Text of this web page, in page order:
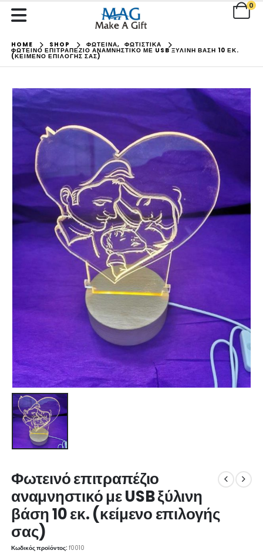
0
HOME SHOP ΦΩΤΕΙΝΑ, ΦΩΤΙΣΤΙΚΑ
ΦΩΤΕΙΝΌ ΕΠΙΤΡΑΠΈΖΙΟ ΑΝΑΜΝΗΣΤΙΚΌ ΜΕ USB ΞΎΛΙΝΗ ΒΆΣΗ 10 ΕΚ.
(ΚΕΊΜΕΝΟ ΕΠΙΛΟΓΉΣ ΣΑΣ)
Φωτεινό επιτραπέζιο
αναμνηστικό με USB ξύλινη
βάση 10 εκ. (κείμενο επιλογής
σας)
Κωδικός προϊόντος:f0010